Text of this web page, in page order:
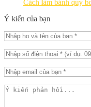
Cách làm bánh quy
Ý kiến của bạn